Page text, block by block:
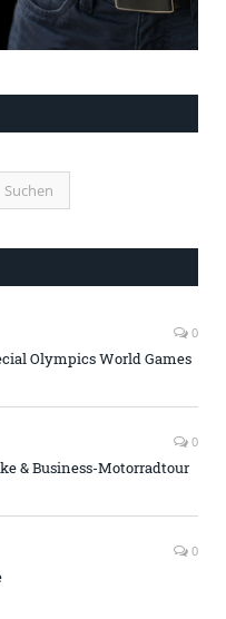
0
Olympics World Games
0
& Business-Motorradtour
0